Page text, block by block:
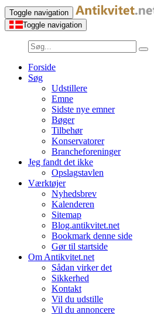
Toggle navigation
Toggle navigation
Forside
Søg
Udstillere
Emne
Sidste nye emner
Bøger
Tilbehør
Konservatorer
Brancheforeninger
Jeg fandt det ikke
Opslagstavlen
Værktøjer
Nyhedsbrev
Kalenderen
Sitemap
Blog.antikvitet.net
Bookmark denne side
Gør til startside
Om Antikvitet.net
Sådan virker det
Sikkerhed
Kontakt
Vil du udstille
Vil du annoncere